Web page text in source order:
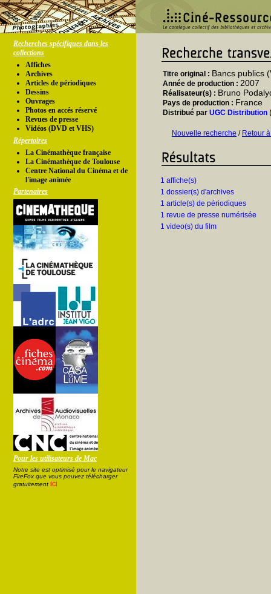
Recherches spécifiques dans les
collections
Affiches
Archives
Articles de périodiques
Dessins
Ouvrages
Photos en accés réservé
Revues de presse
Vidéos (DVD et VHS)
Répertoires
La Cinémathèque française
La Cinémathèque de Toulouse
Centre National du Cinéma et de
l'image animée
Partenaires
Pour les utilisateurs de Mac
Notre site est optimisé pour le navigateur
FireFox que vous pouvez télécharger
gratuitement ici
Titre original : Bancs publics
Année de production : 2007
Réalisateur(s) : Bruno
Pays de production : France
Distribué par UGC Distribution
Nouvelle recherche / Retour
1 affiche(s)
1 dossier(s) d'archives
1 article(s) de périodiques
1 revue de presse numérisée
1 video(s) du film